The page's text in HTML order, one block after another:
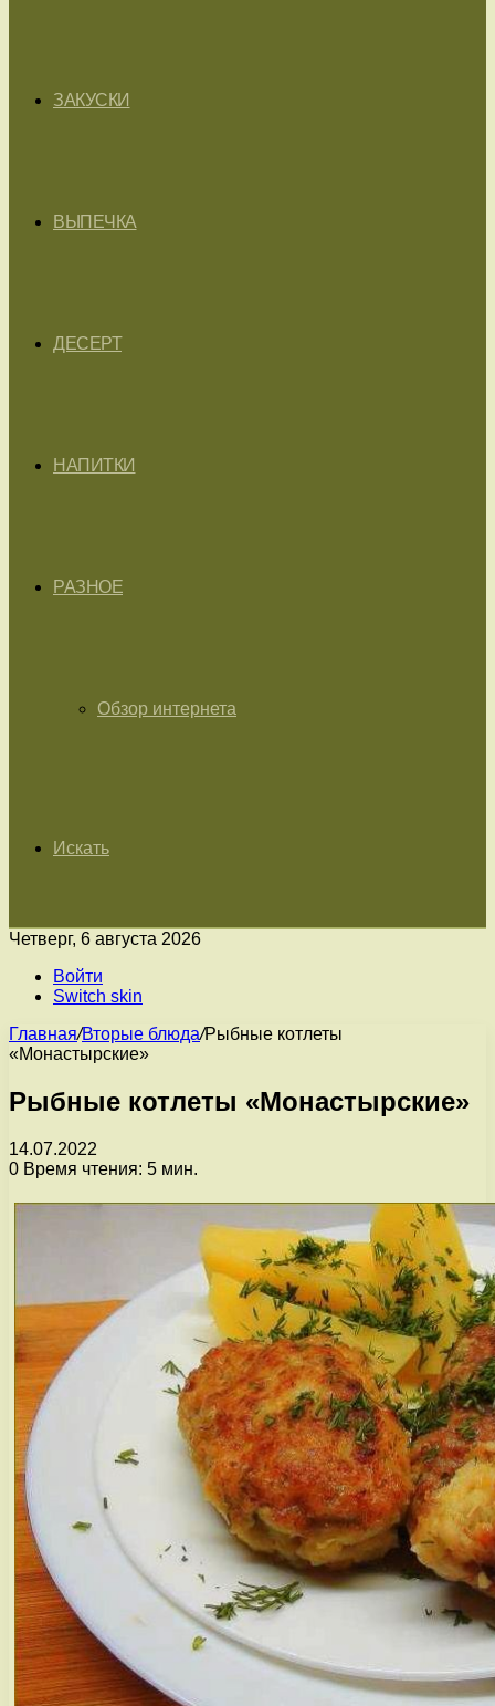
ЗАКУСКИ
ВЫПЕЧКА
ДЕСЕРТ
НАПИТКИ
РАЗНОЕ
Обзор интернета
Искать
Четверг, 6 августа 2026
Войти
Switch skin
Главная/Вторые блюда/Рыбные котлеты
«Монастырские»
Рыбные котлеты «Монастырские»
14.07.2022
0 Время чтения: 5 мин.